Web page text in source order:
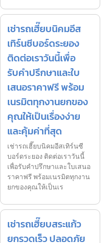
เช่ารถเฮี๊ยบนิคมอีส
เทิร์นซีบอร์ดระยอง
ติดต่อเราวันนี้เพื่อ
รับคำปรึกษาและใบ
เสนอราคาฟรี พร้อม
เนรมิตทุกงานยกของ
คุณให้เป็นเรื่องง่าย
และคุ้มค่าที่สุด
เช่ารถเฮี๊ยบนิคมอีสเทิร์นซี
บอร์ดระยอง ติดต่อเราวันนี้
เพื่อรับคำปรึกษาและใบเสนอ
ราคาฟรี พร้อมเนรมิตทุกงาน
ยกของคุณให้เป็นเร
เช่ารถเฮี๊ยบสระแก้ว
ยกรวดเร็ว ปลอดภัย